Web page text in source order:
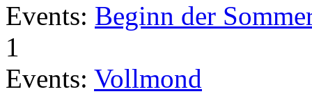
Events: Beginn der
1
Events: Vollmond